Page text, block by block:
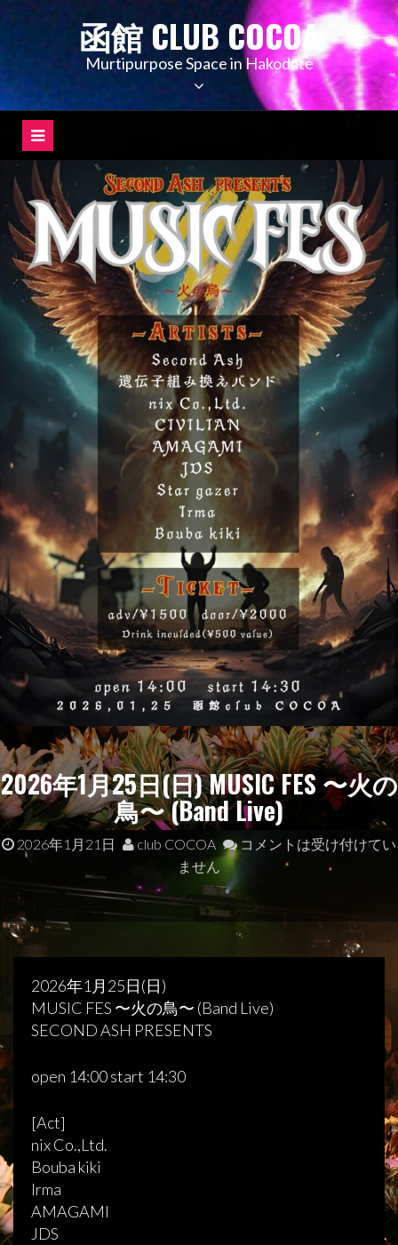
ツ
ッ
プ
函館 CLUB COCOA
Murtipurpose Space in Hakodate
2026年1月25日(日) MUSIC FES 〜火の
鳥〜 (Band Live)
2026年1月21日 club COCOA
コメントは受け付けてい
ません
2026年1月25日(日)
MUSIC FES 〜火の鳥〜 (Band Live)
SECOND ASH PRESENTS
open 14:00 start 14:30
[Act]
nix Co.,Ltd.
Bouba kiki
Irma
AMAGAMI
JDS